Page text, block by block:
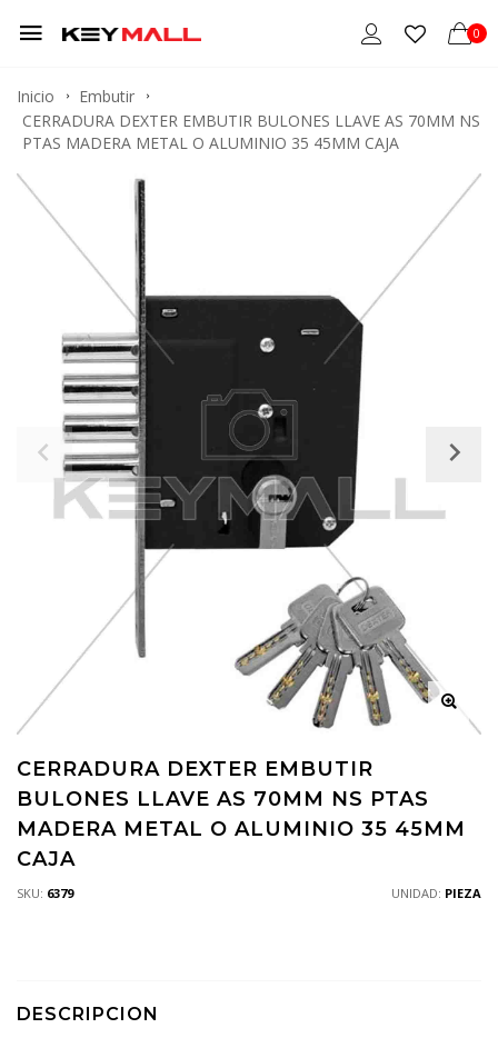
0
Inicio
Embutir
CERRADURA DEXTER EMBUTIR BULONES LLAVE AS 70MM NS
PTAS MADERA METAL O ALUMINIO 35 45MM CAJA
CERRADURA DEXTER EMBUTIR
BULONES LLAVE AS 70MM NS PTAS
MADERA METAL O ALUMINIO 35 45MM
CAJA
SKU: 6379 UNIDAD: PIEZA
DESCRIPCION